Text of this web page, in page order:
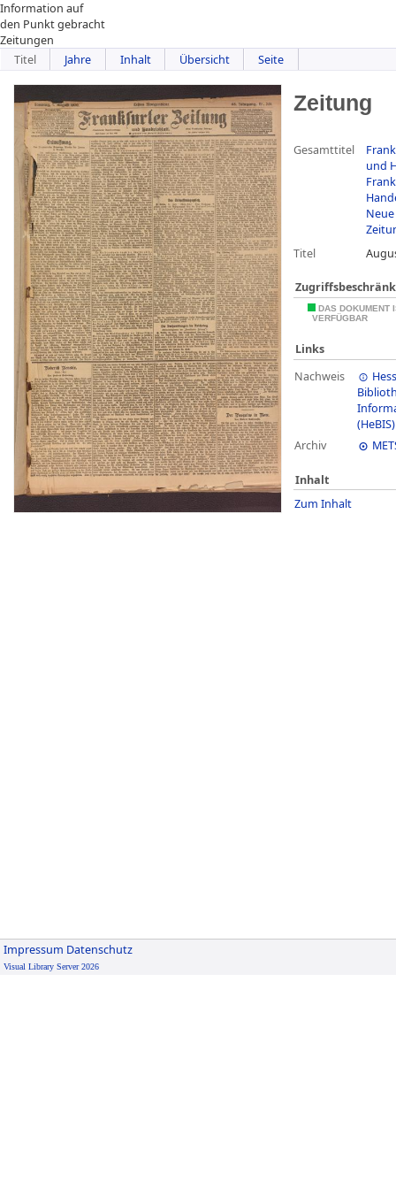
Information auf
den Punkt gebracht
Zeitungen
Titel
Jahre Inhalt Übersicht Seite
Zeitung
Gesamttitel
und
Titel
DAS DOKUMENT
VERFÜGBAR
Links
Nachweis
(HeBIS)
Archiv
Inhalt
Zum Inhalt
Impressum Datenschutz
Visual Library Server 2026